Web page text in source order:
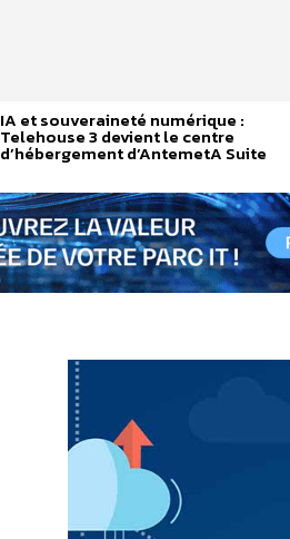
IA et souveraineté numérique :
Telehouse 3 devient le centre
d’hébergement d’AntemetA Suite